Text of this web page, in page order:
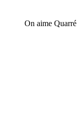
On aime Quarré